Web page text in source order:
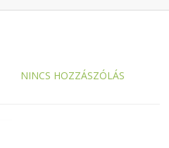
NINCS HOZZÁSZÓLÁS